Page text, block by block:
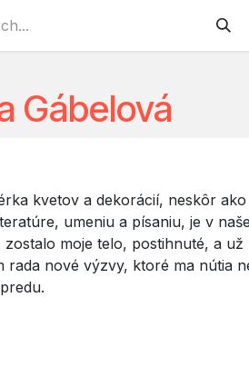
zamestnávanie Náhradné
Gábelová
kvetov a dekorácií, neskôr
umeniu a písaniu, je v
moje telo, postihnuté, a
nové výzvy, ktoré ma nútia